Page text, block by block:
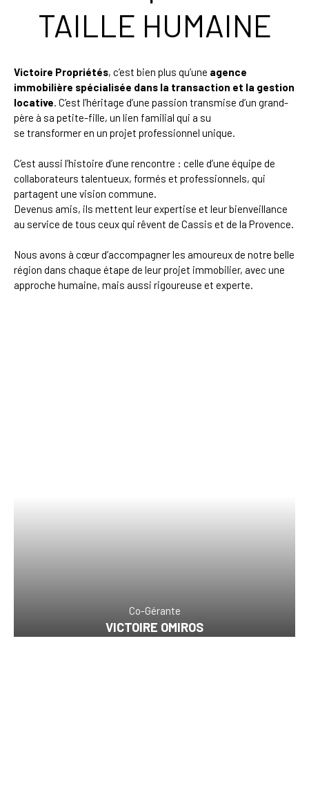
TAILLE HUMAINE
Victoire Propriétés, c’est bien plus qu’une agence
immobilière spécialisée dans la transaction et la gestion
locative. C’est l’héritage d’une passion transmise d’un grand-
père à sa petite-fille, un lien familial qui a su
se transformer en un projet professionnel unique.
C’est aussi l’histoire d’une rencontre : celle d’une équipe de
collaborateurs talentueux, formés et professionnels, qui
partagent une vision commune.
Devenus amis, ils mettent leur expertise et leur bienveillance
au service de tous ceux qui rêvent de Cassis et de la Provence.
Nous avons à cœur d’accompagner les amoureux de notre belle
région dans chaque étape de leur projet immobilier, avec une
approche humaine, mais aussi rigoureuse et experte.
Co-Gérante
VICTOIRE OMIROS